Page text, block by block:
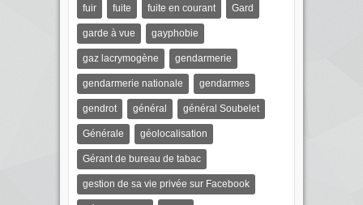
fuir fuite fuite en courant Gard
garde à vue gayphobie
gaz lacrymogène gendarmerie
gendarmerie nationale gendarmes
gendrot général général Soubelet
Générale géolocalisation
Gérant de bureau de tabac
gestion de sa vie privée sur Facebook